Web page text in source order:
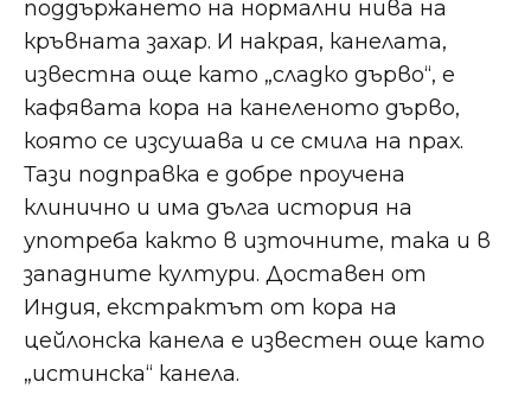
поддържането на нормални нива на
кръвната захар. И накрая, канелата,
известна още като „сладко дърво“, е
кафявата кора на канеленото дърво,
която се изсушава и се смила на прах.
Тази подправка е добре проучена
клинично и има дълга история на
употреба както в източните, така и в
западните култури. Доставен от
Индия, екстрактът от кора на
цейлонска канела е известен още като
„истинска“ канела.